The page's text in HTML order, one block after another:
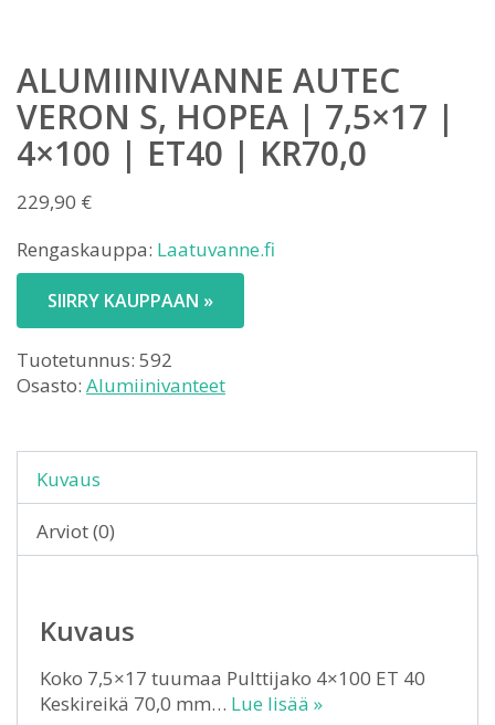
ALUMIINIVANNE AUTEC
VERON S, HOPEA | 7,5×17 |
4×100 | ET40 | KR70,0
229,90 €
Rengaskauppa: Laatuvanne.fi
SIIRRY KAUPPAAN »
Tuotetunnus: 592
Osasto: Alumiinivanteet
Kuvaus
Arviot (0)
Kuvaus
Koko 7,5×17 tuumaa Pulttijako 4×100 ET 40
Keskireikä 70,0 mm… Lue lisää »